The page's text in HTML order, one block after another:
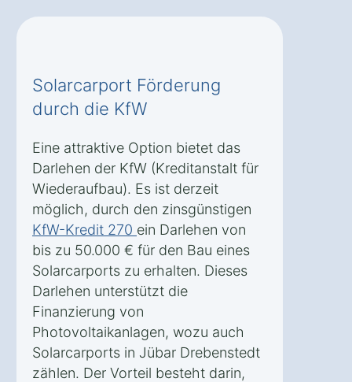
Solarcarport Förderung
durch die KfW
Eine attraktive Option bietet das
Darlehen der KfW (Kreditanstalt für
Wiederaufbau). Es ist derzeit
möglich, durch den zinsgünstigen
KfW-Kredit 270 ein Darlehen von
bis zu 50.000 € für den Bau eines
Solarcarports zu erhalten. Dieses
Darlehen unterstützt die
Finanzierung von
Photovoltaikanlagen, wozu auch
Solarcarports in Jübar Drebenstedt
zählen. Der Vorteil besteht darin,